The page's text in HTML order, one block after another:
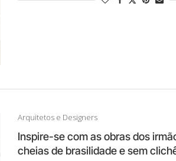
Arquitetos e Designers
Inspire-se com as obras dos
cheias de brasilidade e sem